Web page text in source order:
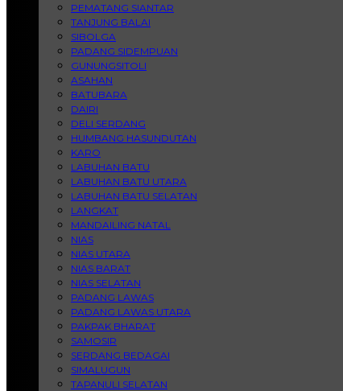
PEMATANG SIANTAR
TANJUNG BALAI
SIBOLGA
PADANG SIDEMPUAN
GUNUNGSITOLI
ASAHAN
BATUBARA
DAIRI
DELI SERDANG
HUMBANG HASUNDUTAN
KARO
LABUHAN BATU
LABUHAN BATU UTARA
LABUHAN BATU SELATAN
LANGKAT
MANDAILING NATAL
NIAS
NIAS UTARA
NIAS BARAT
NIAS SELATAN
PADANG LAWAS
PADANG LAWAS UTARA
PAKPAK BHARAT
SAMOSIR
SERDANG BEDAGAI
SIMALUGUN
TAPANULI SELATAN